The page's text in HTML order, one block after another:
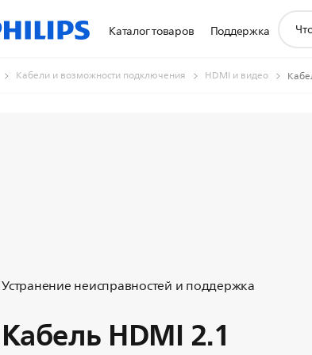
Каталог товаров Поддержка
Кабели и возможности подключения HDMI и видео
Устранение неисправностей и поддержка
Кабель HDMI 2.1